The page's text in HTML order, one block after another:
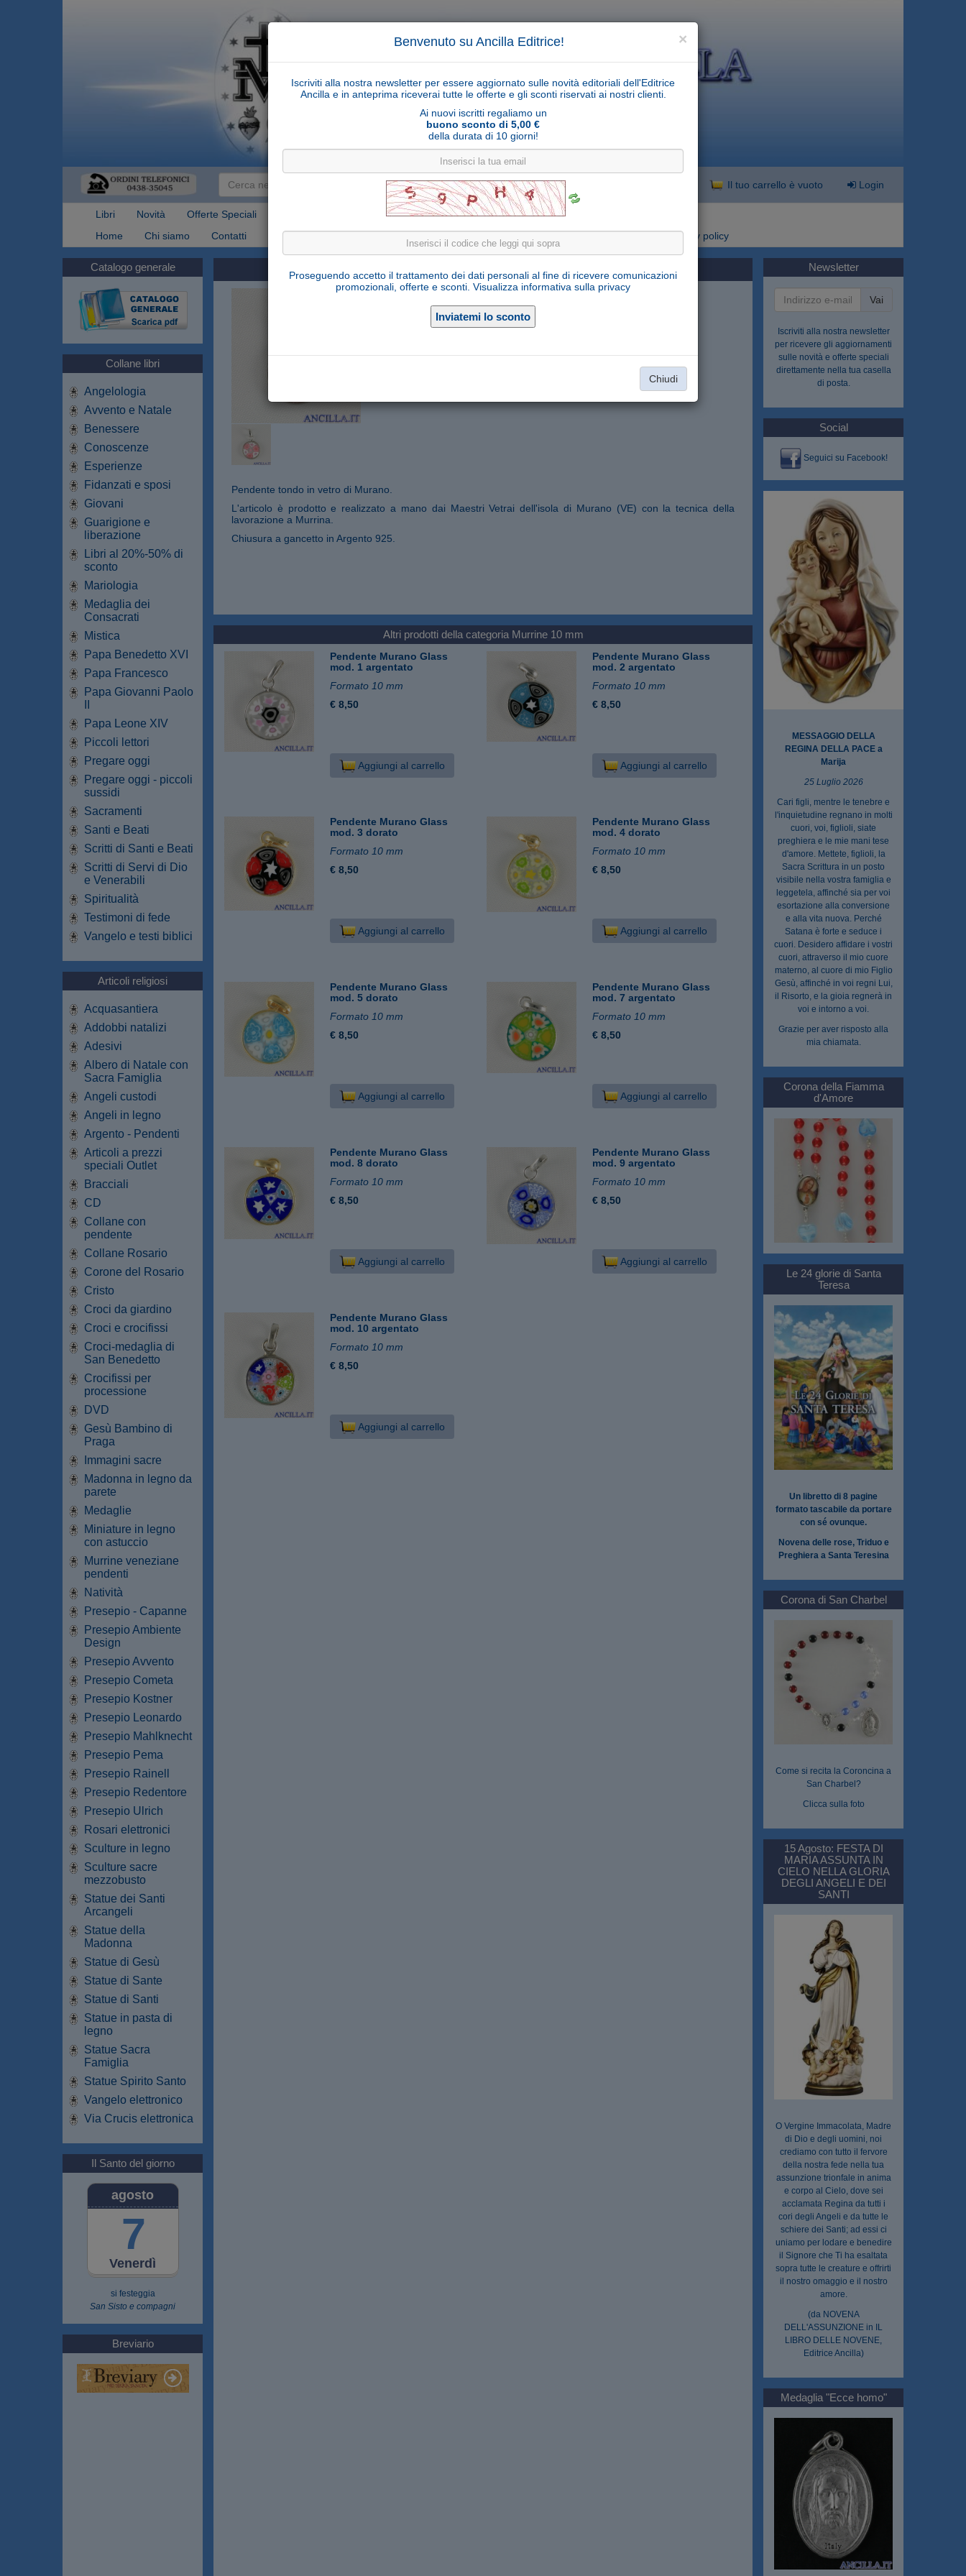
×
Benvenuto su Ancilla Editrice!
Iscriviti alla nostra newsletter per essere aggiornato sulle novità editoriali dell'Editrice
Ancilla e in anteprima riceverai tutte le offerte e gli sconti riservati ai nostri clienti.
Ai nuovi iscritti regaliamo un
buono sconto di 5,00 €
della durata di 10 giorni!
Proseguendo accetto il trattamento dei dati personali al fine di ricevere comunicazioni
promozionali, offerte e sconti. Visualizza informativa sulla privacy
Chiudi
Cerca Il tuo carrello è vuoto Login
Libri Novità Offerte Speciali Collane libri
Articoli religiosi
Home
Chi siamo Contatti Spedizioni Privacy policy
Catalogo generale
Collane libri
Angelologia
Avvento e Natale
Benessere
Conoscenze
Esperienze
Fidanzati e sposi
Giovani
Guarigione e
liberazione
Libri al 20%-50% di
sconto
Mariologia
Medaglia dei
Consacrati
Mistica
Papa Benedetto XVI
Papa Francesco
Papa Giovanni Paolo
Papa Leone XIV
Piccoli lettori
Pregare oggi
Pregare oggi - piccoli
sussidi
Sacramenti
Santi e Beati
Scritti di Santi e Beati
Scritti di Servi di Dio
e Venerabili
Spiritualità
Testimoni di fede
Vangelo e testi biblici
Articoli religiosi
Acquasantiera
Addobbi natalizi
Adesivi
Albero di Natale con
Sacra Famiglia
Angeli custodi
Angeli in legno
Argento - Pendenti
Articoli a prezzi
speciali Outlet
Bracciali
CD
Collane con
pendente
Collane Rosario
Corone del Rosario
Cristo
Croci da giardino
Croci e crocifissi
Croci-medaglia di
San Benedetto
Crocifissi per
processione
DVD
Gesù Bambino di
Praga
Immagini sacre
Madonna in legno da
parete
Medaglie
Miniature in legno
con astuccio
Murrine veneziane
pendenti
Natività
Presepio - Capanne
Presepio Ambiente
Design
Presepio Avvento
Presepio Cometa
Presepio Kostner
Presepio Leonardo
Presepio Mahlknecht
Presepio Pema
Presepio Rainell
Presepio Redentore
Presepio Ulrich
Rosari elettronici
Sculture in legno
Sculture sacre
mezzobusto
Statue dei Santi
Arcangeli
Statue della
Madonna
Statue di Gesù
Statue di Sante
Statue di Santi
Statue in pasta di
legno
Statue Sacra
Famiglia
Statue Spirito Santo
Vangelo elettronico
Via Crucis elettronica
Il Santo del giorno
Venerdì
agosto
7
si festeggia
San Sisto e compagni
Breviario
Pendente Murano Glass mod. 6 argentato
Formato:10 mm
Materiale:Murano glass
Pendente tondo in vetro di Murano.
L'articolo è prodotto e realizzato a mano dai Maestri Vetrai dell'isola di Murano (VE) con la tecnica della
lavorazione a Murrina.
Chiusura a gancetto in Argento 925.
Altri prodotti della categoria Murrine 10 mm
Pendente Murano Glass
mod. 1 argentato
Formato 10 mm
€ 8,50
Aggiungi al carrello
Pendente Murano Glass
mod. 2 argentato
Formato 10 mm
€ 8,50
Aggiungi al carrello
Pendente Murano Glass
mod. 3 dorato
Formato 10 mm
€ 8,50
Aggiungi al carrello
Pendente Murano Glass
mod. 4 dorato
Formato 10 mm
€ 8,50
Aggiungi al carrello
Pendente Murano Glass
mod. 5 dorato
Formato 10 mm
€ 8,50
Aggiungi al carrello
Pendente Murano Glass
mod. 7 argentato
Formato 10 mm
€ 8,50
Aggiungi al carrello
Pendente Murano Glass
mod. 8 dorato
Formato 10 mm
€ 8,50
Aggiungi al carrello
Pendente Murano Glass
mod. 9 argentato
Formato 10 mm
€ 8,50
Aggiungi al carrello
Pendente Murano Glass
mod. 10 argentato
Formato 10 mm
€ 8,50
Aggiungi al carrello
Newsletter
Vai
Iscriviti alla nostra newsletter
per ricevere gli aggiornamenti
sulle novità e offerte speciali
direttamente nella tua casella
di posta.
Social
Seguici su Facebook!
MESSAGGIO DELLA
REGINA DELLA PACE a
Marija
25 Luglio 2026
Cari figli, mentre le tenebre e
l'inquietudine regnano in molti
cuori, voi, figlioli, siate
preghiera e le mie mani tese
d'amore. Mettete, figlioli, la
Sacra Scrittura in un posto
visibile nella vostra famiglia e
leggetela, affinché sia per voi
esortazione alla conversione
e alla vita nuova. Perché
Satana è forte e seduce i
cuori. Desidero affidare i vostri
cuori, attraverso il mio cuore
materno, al cuore di mio Figlio
Gesù, affinché in voi regni Lui,
il Risorto, e la gioia regnerà in
voi e intorno a voi.
Grazie per aver risposto alla
mia chiamata.
Corona della Fiamma
d'Amore
Le 24 glorie di Santa
Teresa
Un libretto di 8 pagine
formato tascabile da portare
con sé ovunque.
Novena delle rose, Triduo e
Preghiera a Santa Teresina
Corona di San Charbel
Come si recita la Coroncina a
San Charbel?
Clicca sulla foto
15 Agosto: FESTA DI
MARIA ASSUNTA IN
CIELO NELLA GLORIA
DEGLI ANGELI E DEI
SANTI
O Vergine Immacolata, Madre
di Dio e degli uomini, noi
crediamo con tutto il fervore
della nostra fede nella tua
assunzione trionfale in anima
e corpo al Cielo, dove sei
acclamata Regina da tutti i
cori degli Angeli e da tutte le
schiere dei Santi; ad essi ci
uniamo per lodare e benedire
il Signore che Ti ha esaltata
sopra tutte le creature e offrirti
il nostro omaggio e il nostro
amore.
(da NOVENA
DELL'ASSUNZIONE in IL
LIBRO DELLE NOVENE,
Editrice Ancilla)
Medaglia "Ecce homo"